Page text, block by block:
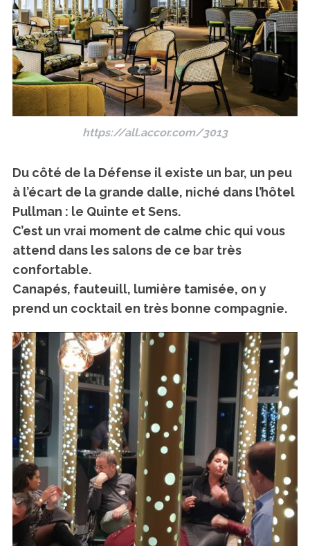
https://all.accor.com/3013
Du côté de la Défense il existe un bar, un peu
à l’écart de la grande dalle, niché dans l’hôtel
Pullman : le Quinte et Sens.
C’est un vrai moment de calme chic qui vous
attend dans les salons de ce bar très
confortable.
Canapés, fauteuill, lumière tamisée, on y
prend un cocktail en très bonne compagnie.